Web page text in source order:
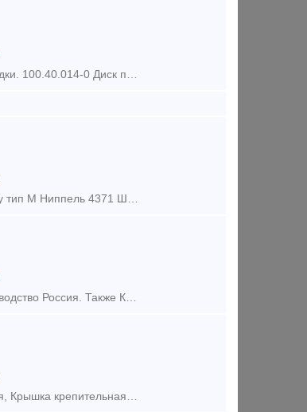
Башмак тормозной колодки (башмак триангеля). 100.40.016-2 Чека тормозной колодки. 100.40.014-0 Диск подпятника (прокладка) М 1698.01.005 Каркас тележки двухосной 18-100 Кли
Купим Кран 4314Б 4314Б 4313 4313 в любых кол-ве , на постоянной основе Колодку тип М Ниппель 4371 Штуцер 4370 Замок Автосцепки 106.01.002-0 По договорной цене Тип предложения: тре
На постоянно основе покупаю колодку композиционную 25610-Н до 1000 шт. Производство Россия. Также Кран 4314, Кран 4301, Кран 4300, Рукав Р17Б. Продукция требуется 2015 года выпуска.Удобный и б
Куплю запчасти для ж/д вагонов: Муфта 4379, Штуцер 4370, Балочка центрирующая, Крышка крепительная, Тройник 4375, смазка ЭМПИ-1, колодка композиционные 25610-н, Гайка М110, Кран 4314/4314Б и т